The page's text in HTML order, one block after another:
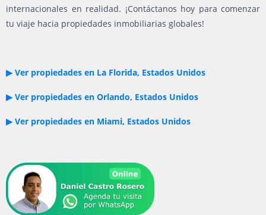
internacionales en realidad. ¡Contáctanos hoy para comenzar
tu viaje hacia propiedades inmobiliarias globales!
▶ Ver propiedades en La Florida, Estados Unidos
▶ Ver propiedades en Orlando, Estados Unidos
▶ Ver propiedades en Miami, Estados Unidos